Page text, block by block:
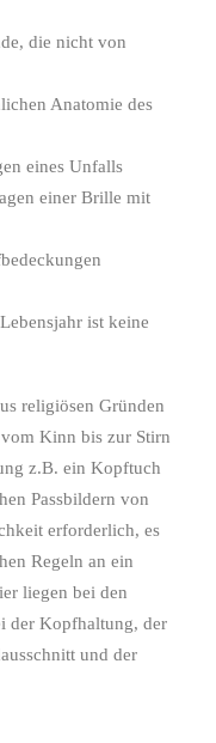
die nicht von
Anatomie des
eines Unfalls
einer Brille mit
ist keine
religiösen Gründen
Kinn bis zur Stirn
z.B. ein Kopftuch
Passbildern von
erforderlich, es
Regeln an ein
liegen bei den
der Kopfhaltung, der
und der